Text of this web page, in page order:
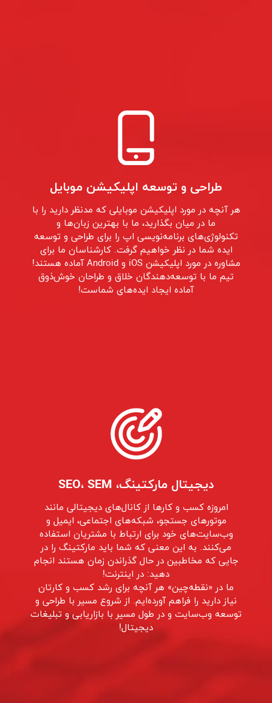
طراحی و توسعه اپلیکیشن موبایل
هر آنچه در مورد اپلیکیشن موبایلی که مدنظر دارید را با
ما در میان بگذارید، ما با بهترین زبان‌ها و
تکنولوژی‌های برنامه‌نویسی اپ را برای طراحی و توسعه
ایده‌ شما در نظر خواهیم گرفت. کارشناسان ما برای
مشاوره در مورد اپلیکیشن iOS و Android آماده هستند!
تیم ما با توسعه‌دهندگان خلاق و طراحان خوش‌ذوق
آماده ایجاد ایده‌های شماست!
دیجیتال مارکتینگ، SEO، SEM
امروزه کسب و کار‌‌ها از کانال‌های دیجیتالی مانند
موتورهای جستجو، شبکه‌های اجتماعی، ایمیل و
وب‌سایت‌های خود برای ارتباط با مشتریان استفاده
می‌کنند. به این معنی که شما باید مارکتینگ را در
جایی که مخاطبین در حال گذراندن زمان هستند انجام
دهید: در اینترنت!
ما در «نقطه‌چین» هر آنچه برای رشد کسب و کارتان
نیاز دارید را فراهم آورده‌ایم. از شروع مسیر با طراحی و
توسعه وب‌سایت و در طول مسیر با بازاریابی و تبلیغات
دیجیتال!